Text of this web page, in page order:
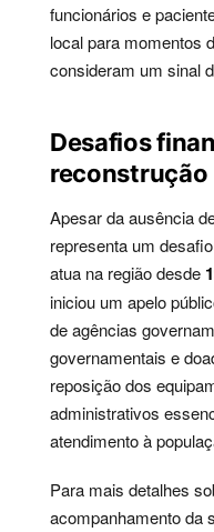
funcionários e
local para momentos
consideram um sinal
Desafios
reconstrução
Apesar da ausência
representa um
atua na região desde
iniciou um apelo
de agências
governamentais e
reposição dos
administrativos
atendimento à
Para mais detalhes
acompanhamento da